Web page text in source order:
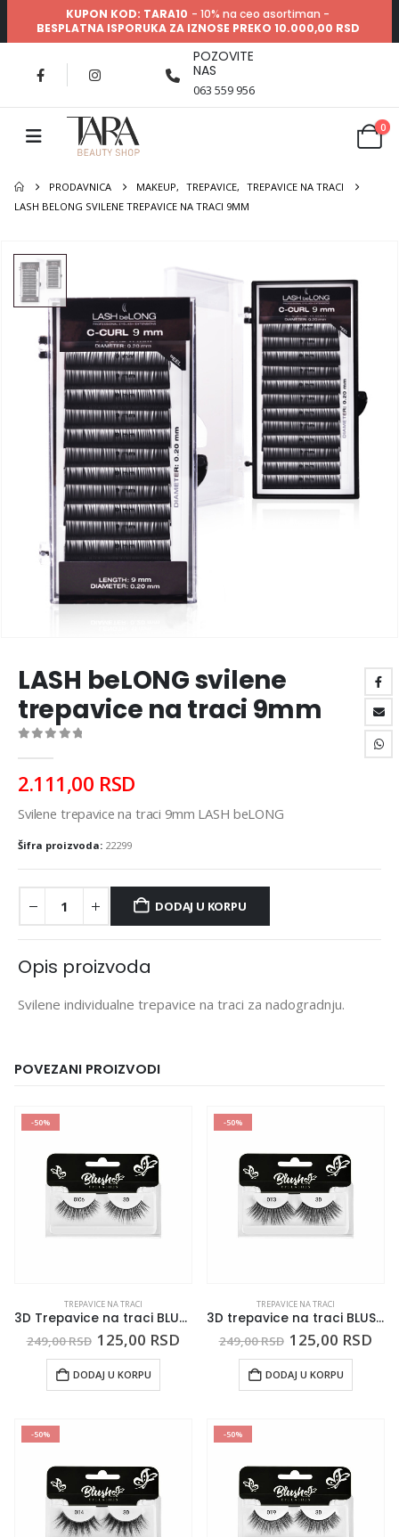
KUPON KOD: TARA10 - 10% na ceo asortiman -
BESPLATNA ISPORUKA ZA IZNOSE PREKO 10.000,00 RSD
POZOVITE
NAS
063 559 956
0
PRODAVNICA MAKEUP, TREPAVICE,
TREPAVICE NA TRACI
LASH BELONG SVILENE TREPAVICE NA TRACI 9MM
LASH beLONG svilene
trepavice na traci 9mm
2.111,00 RSD
Svilene trepavice na traci 9mm LASH beLONG
Šifra proizvoda: 22299
DODAJ U KORPU
Opis proizvoda
Svilene individualne trepavice na traci za nadogradnju.
POVEZANI PROIZVODI
-50%
TREPAVICE NA TRACI
3D Trepavice na traci BLUSH 0106
249,00RSD 125,00 RSD
DODAJ U KORPU
-50%
TREPAVICE NA TRACI
3D trepavice na traci BLUSH 0113
249,00RSD 125,00 RSD
DODAJ U KORPU
-50% -50%